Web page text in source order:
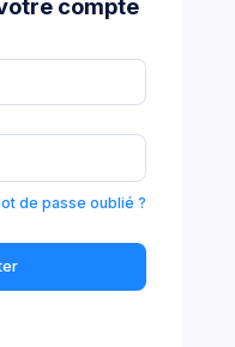
compte
de passe oublié ?